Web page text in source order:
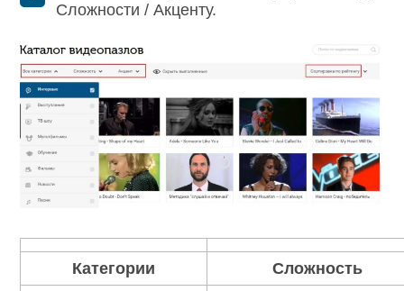
Сложности / Акценту.
Категории
Сложность